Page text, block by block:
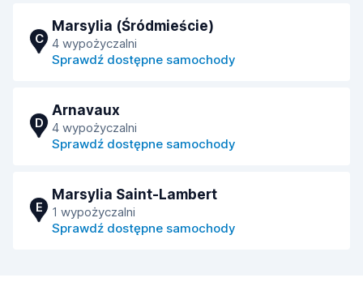
C
Marsylia (Śródmieście)
4 wypożyczalni
Sprawdź dostępne samochody
D
Arnavaux
4 wypożyczalni
Sprawdź dostępne samochody
E
Marsylia Saint-Lambert
1 wypożyczalni
Sprawdź dostępne samochody